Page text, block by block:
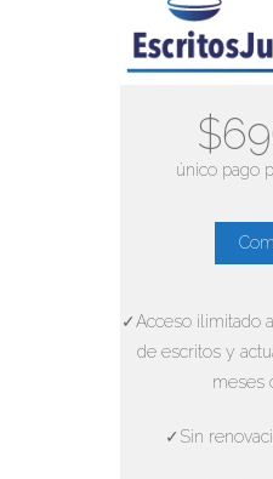
único pago
✓Acceso ilimitado
de escritos y
meses
✓Sin